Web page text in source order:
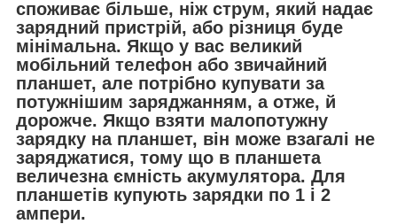
споживає більше, ніж струм, який надає
зарядний пристрій, або різниця буде
мінімальна. Якщо у вас великий
мобільний телефон або звичайний
планшет, але потрібно купувати за
потужнішим заряджанням, а отже, й
дорожче. Якщо взяти малопотужну
зарядку на планшет, він може взагалі не
заряджатися, тому що в планшета
величезна ємність акумулятора. Для
планшетів купують зарядки по 1 і 2
ампери.